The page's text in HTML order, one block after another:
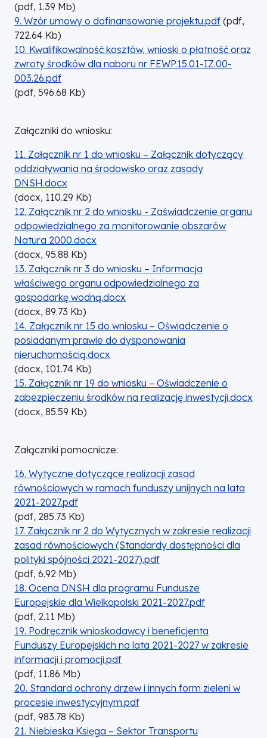
(pdf, 1.39 Mb)
DOKUMENT
9. Wzór umowy o dofinansowanie projektu.pdf (pdf,
722.64 Kb)
DOKUMENT
10. Kwalifikowalność kosztów, wnioski o płatność oraz
zwroty środków dla naboru nr FEWP.15.01-IZ.00-
003.26.pdf
(pdf, 596.68 Kb)
Załączniki do wniosku:
DOKUMENT
11. Załącznik nr 1 do wniosku – Załącznik dotyczący
oddziaływania na środowisko oraz zasady
DNSH.docx
(docx, 110.29 Kb)
DOKUMENT
12. Załącznik nr 2 do wniosku - Zaświadczenie organu
odpowiedzialnego za monitorowanie obszarów
Natura 2000.docx
(docx, 95.88 Kb)
DOKUMENT
13. Załącznik nr 3 do wniosku – Informacja
właściwego organu odpowiedzialnego za
gospodarkę wodną.docx
(docx, 89.73 Kb)
DOKUMENT
14. Załącznik nr 15 do wniosku – Oświadczenie o
posiadanym prawie do dysponowania
nieruchomością.docx
(docx, 101.74 Kb)
DOKUMENT
15. Załącznik nr 19 do wniosku – Oświadczenie o
zabezpieczeniu środków na realizację inwestycji.docx
(docx, 85.59 Kb)
Załączniki pomocnicze:
DOKUMENT
16. Wytyczne dotyczące realizacji zasad
równościowych w ramach funduszy unijnych na lata
2021-2027.pdf
(pdf, 285.73 Kb)
DOKUMENT
17. Załącznik nr 2 do Wytycznych w zakresie realizacji
zasad równościowych (Standardy dostępności dla
polityki spójności 2021-2027).pdf
(pdf, 6.92 Mb)
DOKUMENT
18. Ocena DNSH dla programu Fundusze
Europejskie dla Wielkopolski 2021-2027.pdf
(pdf, 2.11 Mb)
DOKUMENT
19. Podręcznik wnioskodawcy i beneficjenta
Funduszy Europejskich na lata 2021-2027 w zakresie
informacji i promocji.pdf
(pdf, 11.86 Mb)
DOKUMENT
20. Standard ochrony drzew i innych form zieleni w
procesie inwestycyjnym.pdf
(pdf, 983.78 Kb)
DOKUMENT
21. Niebieska Księga – Sektor Transportu